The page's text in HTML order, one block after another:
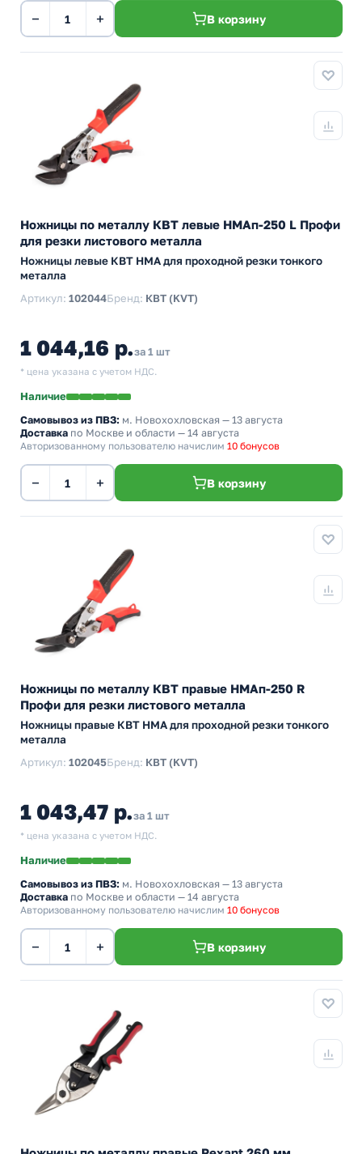
− + В корзину
Ножницы по металлу КВТ левые НМАп-250 L Профи
для резки листового металла
Ножницы левые КВТ НМА для проходной резки тонкого
металла
Артикул: 102044Бренд: КВТ (KVT)
1 044,16 р.за 1 шт
* цена указана с учетом НДС.
Наличие
Самовывоз из ПВЗ: м. Новохохловская — 13 августа
Доставка по Москве и области — 14 августа
Авторизованному пользователю начислим 10 бонусов
− + В корзину
Ножницы по металлу КВТ правые НМАп-250 R
Профи для резки листового металла
Ножницы правые КВТ НМА для проходной резки тонкого
металла
Артикул: 102045Бренд: КВТ (KVT)
1 043,47 р.за 1 шт
* цена указана с учетом НДС.
Наличие
Самовывоз из ПВЗ: м. Новохохловская — 13 августа
Доставка по Москве и области — 14 августа
Авторизованному пользователю начислим 10 бонусов
− + В корзину